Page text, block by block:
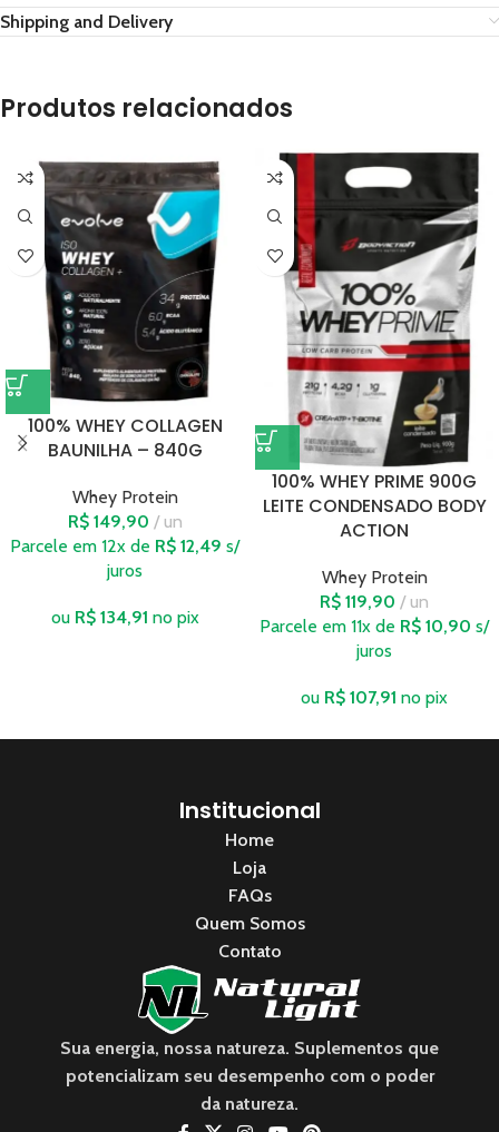
Shipping and Delivery
Produtos relacionados
100% WHEY COLLAGEN
BAUNILHA – 840G
Whey Protein
R$149,90
un
Parcele em 12x de R$ 12,49 s/
juros
ou R$134,91 no pix
100% WHEY PRIME 900G
LEITE CONDENSADO BODY
ACTION
Whey Protein
R$ 119,90
un
Parcele em 11x de R$ 10,90 s/
juros
ou R$ 107,91 no pix
Institucional
Home
Loja
FAQs
Quem Somos
Contato
Sua energia, nossa natureza. Suplementos que
potencializam seu desempenho com o poder
da natureza.